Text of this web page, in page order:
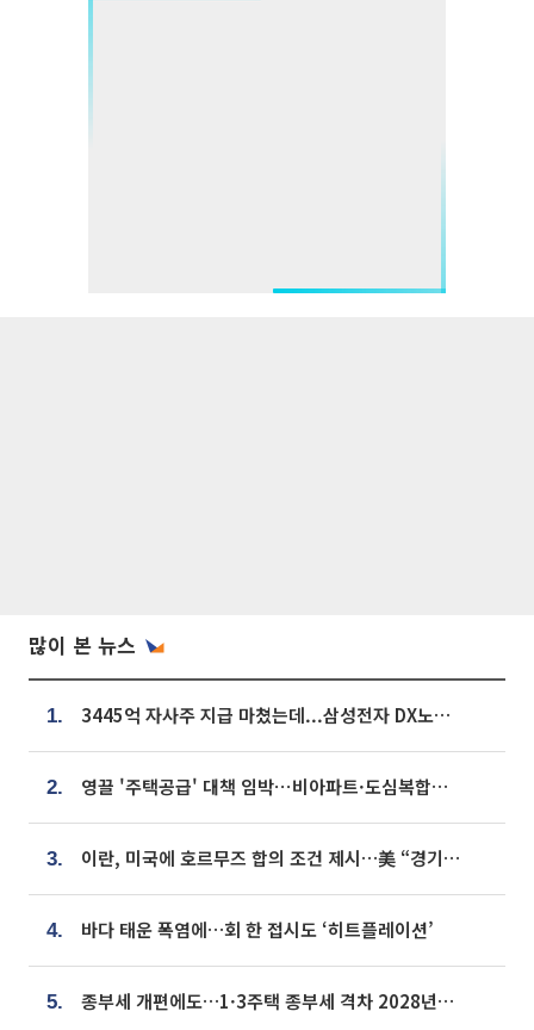
많이 본 뉴스
1. 3445억 자사주 지급 마쳤는데...삼성전자 DX노조, 뒤늦은 '떼쓰기 집회'
2. 영끌 '주택공급' 대책 임박⋯비아파트·도심복합까지 총동원
3. 이란, 미국에 호르무즈 합의 조건 제시…美 “경기 아직 안 끝나” [종합]
4. 바다 태운 폭염에…회 한 접시도 ‘히트플레이션’
5. 종부세 개편에도…1·3주택 종부세 격차 2028년부터 확대